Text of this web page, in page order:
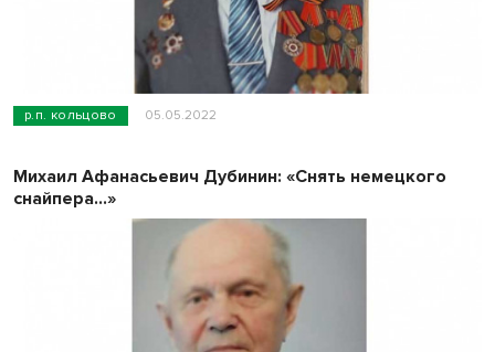
р.п. кольцово 05.05.2022
Михаил Афанасьевич Дубинин: «Снять немецкого
снайпера…»